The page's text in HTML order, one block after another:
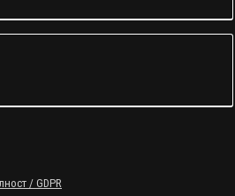
/ GDPR